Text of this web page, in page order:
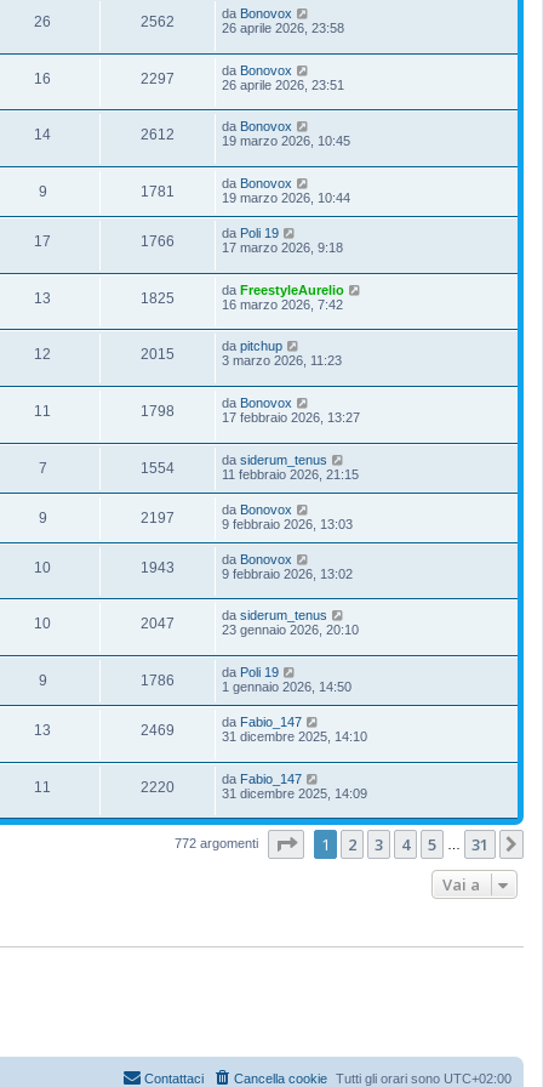
26 2562 da Bonovox
26 aprile 2026, 23:58
16 2297 da Bonovox
26 aprile 2026, 23:51
14 2612 da Bonovox
19 marzo 2026, 10:45
9 1781 da Bonovox
19 marzo 2026, 10:44
17 1766 da Poli 19
17 marzo 2026, 9:18
13 1825 da FreestyleAurelio
16 marzo 2026, 7:42
12 2015 da pitchup
3 marzo 2026, 11:23
11 1798 da Bonovox
17 febbraio 2026, 13:27
7 1554 da siderum_tenus
11 febbraio 2026, 21:15
9 2197 da Bonovox
9 febbraio 2026, 13:03
10 1943 da Bonovox
9 febbraio 2026, 13:02
10 2047 da siderum_tenus
23 gennaio 2026, 20:10
9 1786 da Poli 19
1 gennaio 2026, 14:50
13 2469 da Fabio_147
31 dicembre 2025, 14:10
11 2220 da Fabio_147
31 dicembre 2025, 14:09
772 argomenti Pagina di 31
1 2 3 4 5 31
Vai a
Tutti gli orari sono UTC+02:00
Cancella cookie
Contattaci